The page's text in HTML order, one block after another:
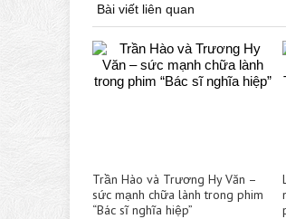
Bài viết liên quan
Trần Hào và Trương Hy Văn –
sức mạnh chữa lành trong phim
“Bác sĩ nghĩa hiệp”